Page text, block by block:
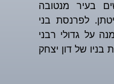
בעיר מנטובה
לפרנסת בני
על גדולי רבני
של דון יצחק